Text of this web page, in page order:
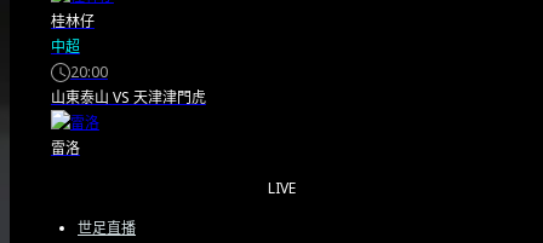
SOCCER 報導，國際足總
（FIFA）日前公布了 2…
2026/05/27
桂林仔
中超
20:00
山東泰山 VS 天津津門虎
雷洛
LIVE
世足直播